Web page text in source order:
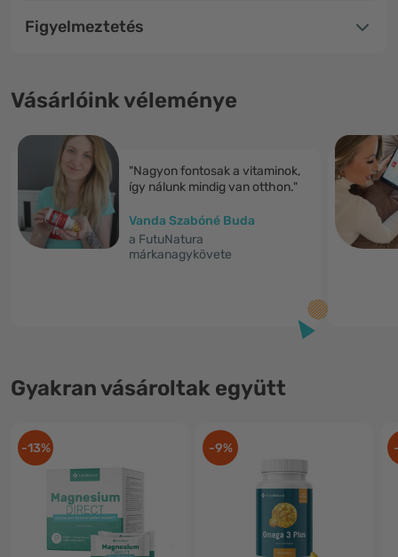
Figyelmeztetés
Vásárlóink véleménye
"Nagyon fontosak a vitaminok,
így nálunk mindig van otthon."
Vanda Szabóné Buda
a FutuNatura
márkanagykövete
Gyakran vásároltak együtt
-13% -9%